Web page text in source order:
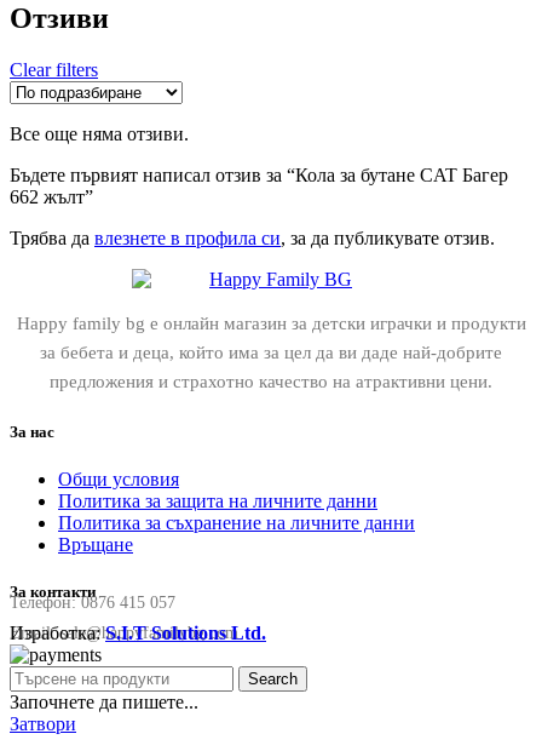
Отзиви
Clear filters
Все още няма отзиви.
Бъдете първият написал отзив за “Кола за бутане CAT Багер
662 жълт”
Трябва да влезнете в профила си, за да публикувате отзив.
Happy family bg е онлайн магазин за детски играчки и продукти
за бебета и деца, който има за цел да ви даде най-добрите
предложения и страхотно качество на атрактивни цени.
За нас
Общи условия
Политика за защита на личните данни
Политика за съхранение на личните данни
Връщане
За контакти
Телефон:0876 415 057
Email:sale@happyfamilybg.com
Изработка:S.I.T Solutions Ltd.
Search
Започнете да пишете...
Затвори